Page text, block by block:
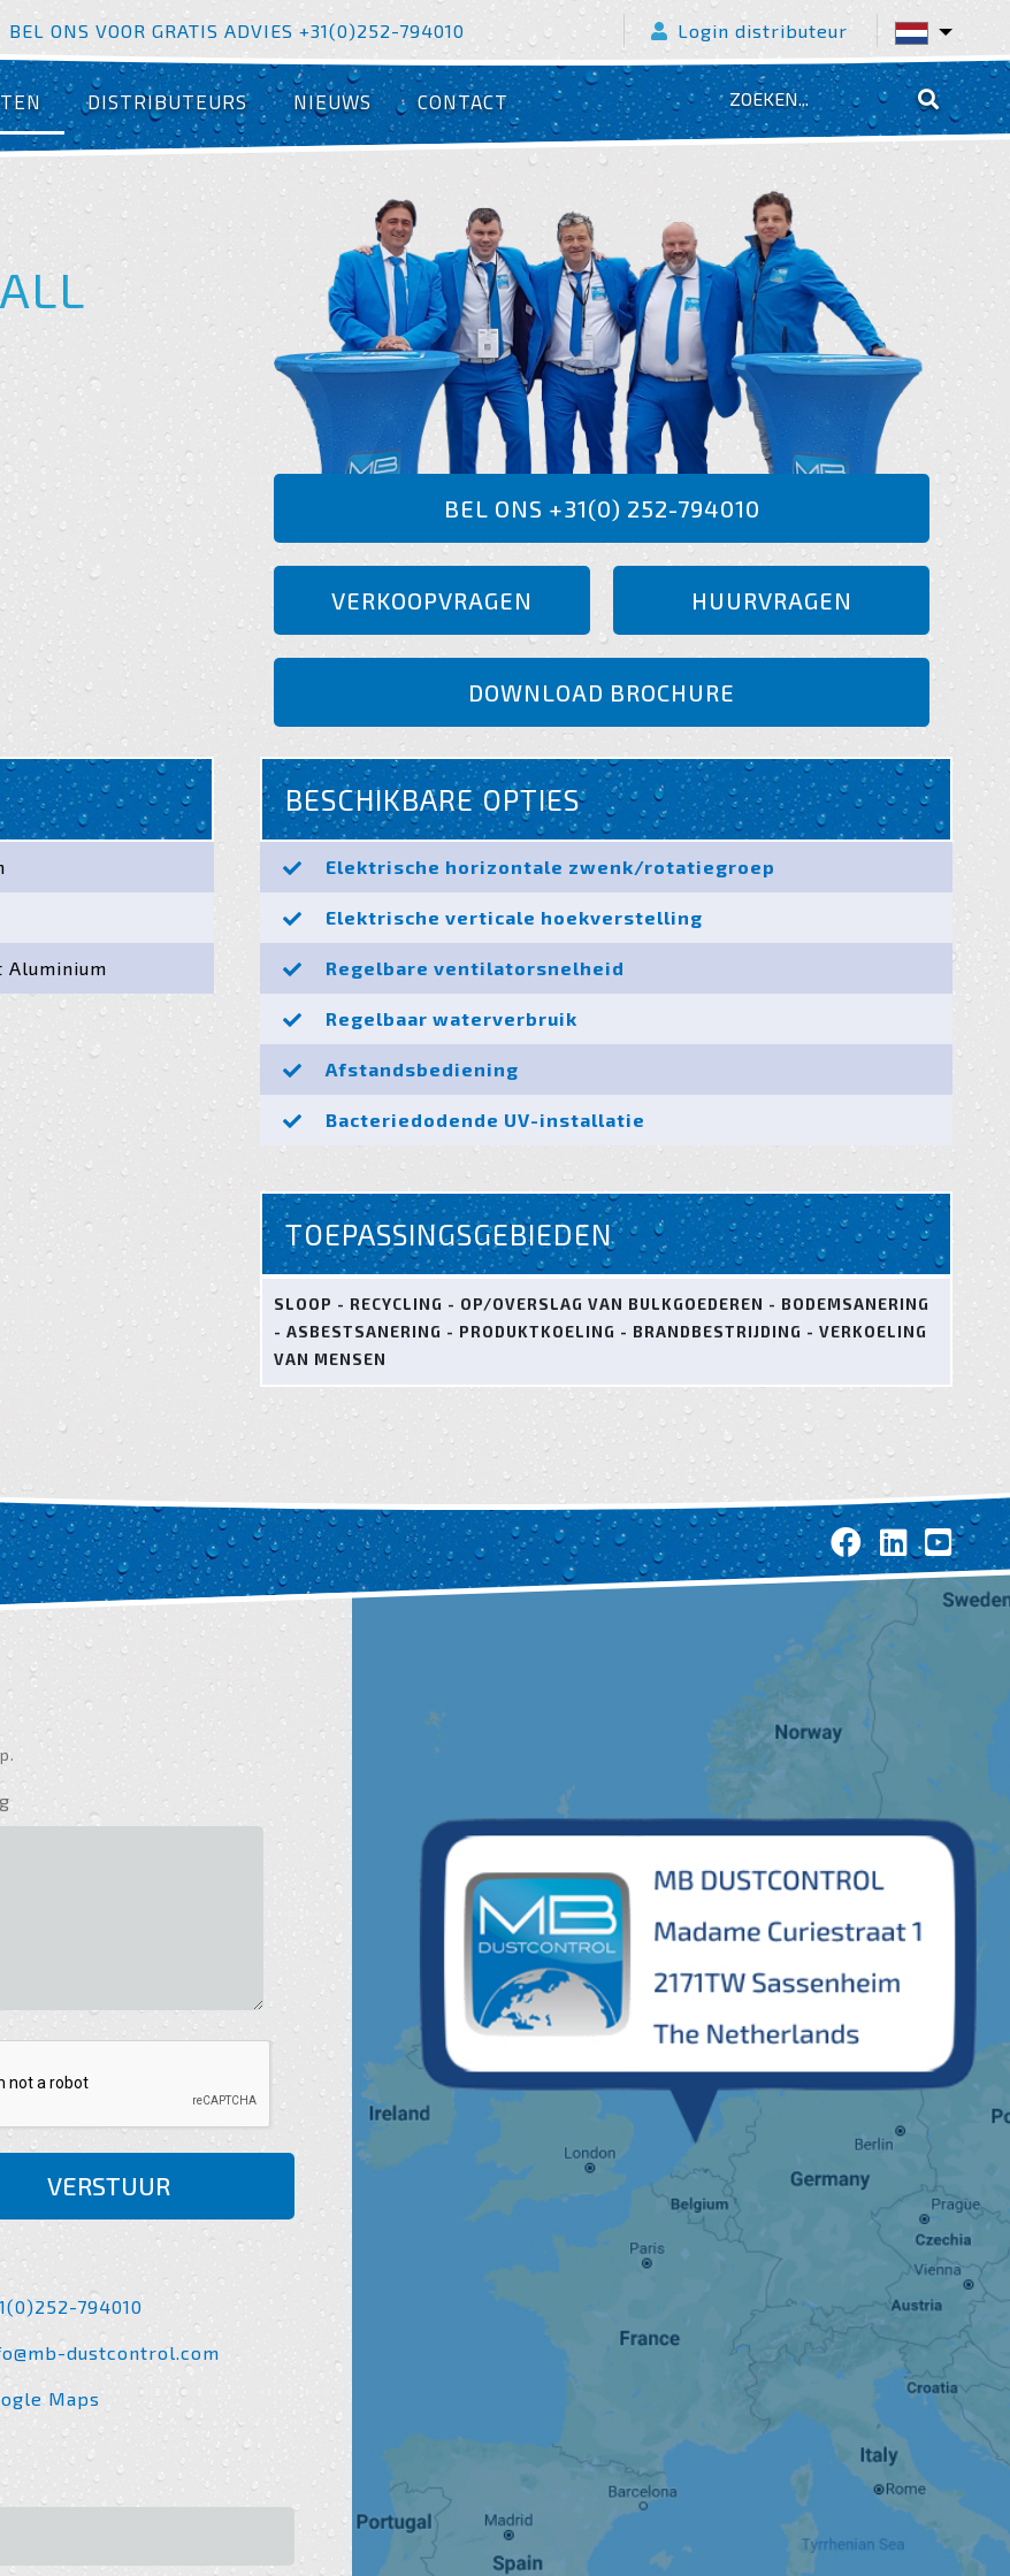
BEL ONS VOOR GRATIS ADVIES +31(0)252-794010 Login distributeur
DISTRIBUTEURS NIEUWS CONTACT
BEL ONS +31(0) 252-794010
VERKOOPVRAGEN HUURVRAGEN
DOWNLOAD BROCHURE
Aluminium
BESCHIKBARE OPTIES
Elektrische horizontale zwenk/rotatiegroep
Elektrische verticale hoekverstelling
Regelbare ventilatorsnelheid
Regelbaar waterverbruik
Afstandsbediening
Bacteriedodende UV-installatie
TOEPASSINGSGEBIEDEN
SLOOP - RECYCLING - OP/OVERSLAG VAN BULKGOEDEREN - BODEMSANERING
- ASBESTSANERING - PRODUKTKOELING - BRANDBESTRIJDING - VERKOELING
VAN MENSEN
VERSTUUR
794010
dustcontrol.com
Maps